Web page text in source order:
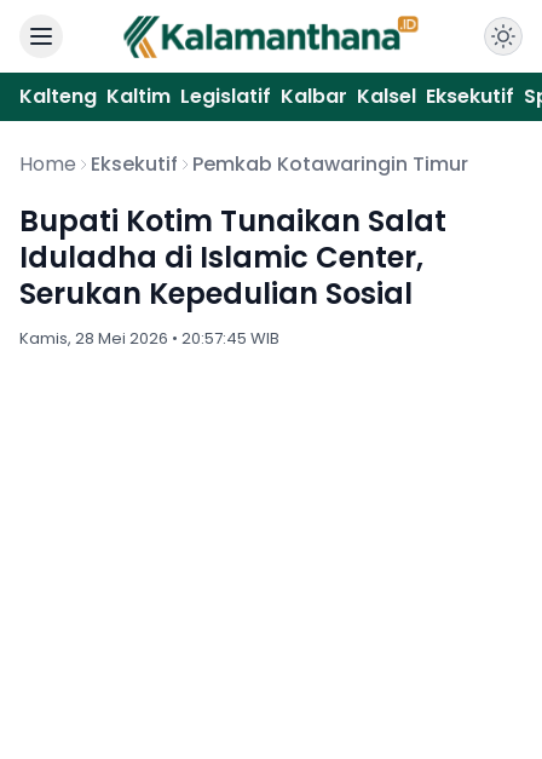
Kalteng Kaltim Legislatif Kalbar Kalsel Eksekutif
Home Eksekutif Pemkab Kotawaringin Timur
Bupati Kotim Tunaikan Salat
Iduladha di Islamic Center,
Serukan Kepedulian Sosial
Kamis, 28 Mei 2026 • 20:57:45 WIB